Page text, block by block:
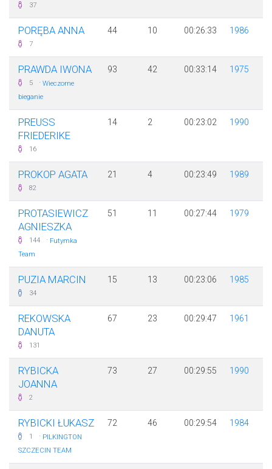
37
PORĘBA ANNA
7
44 10 00:26:33 1986
PRAWDA IWONA
5 · Wieczorne
bieganie
93 42 00:33:14 1975
PREUSS F
RIEDERIKE
16
14 2 00:23:02 1990
PROKOP AGATA
82
21 4 00:23:49 1989
PROTASIEWICZ
AGNIESZKA
144 · Futymka
Team
51 11 00:27:44 1979
PUZIA MARCIN
34
15 13 00:23:06 1985
REKOWSKA
DANUTA
131
67 23 00:29:47 1961
RYBICKA
JOANNA
2
73 27 00:29:55 1990
RYBICKI ŁUKASZ
1 · PILKINGTON
SZCZECIN TEAM
72 46 00:29:54 1984